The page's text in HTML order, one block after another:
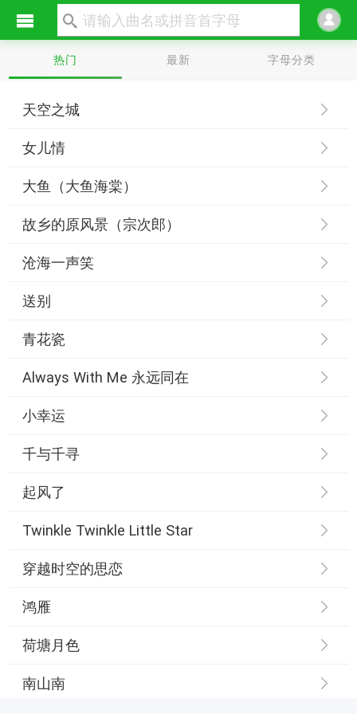
热门 最新 字母分类
天空之城
女儿情
大鱼（大鱼海棠）
故乡的原风景（宗次郎）
沧海一声笑
送别
青花瓷
Always With Me 永远同在
小幸运
千与千寻
起风了
Twinkle Twinkle Little Star
穿越时空的思恋
鸿雁
荷塘月色
南山南